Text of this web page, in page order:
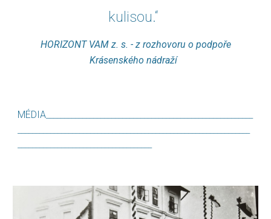
kulisou.“
HORIZONT VAM z. s. - z rozhovoru o podpoře
Krásenského nádraží
MÉDIA